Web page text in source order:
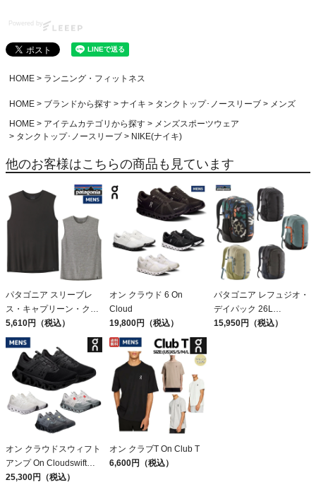
Powered by
HOME ランニング・フィットネス
HOME ブランドから探す ナイキ タンクトップ･ノースリーブ
メンズ
HOME
アイテムカテゴリから探す
メンズスポーツウェア
タンクトップ･ノースリーブ
NIKE(ナイキ)
他のお客様はこちらの商品も見ています
パタゴニア スリーブレ
ス・キャプリーン・クー
ル・デイリー・シャツ
Patagonia Sleeveless
Capilene Cool Daily
Shirt
5,610円（税込）
オン クラウド 6 On
Cloud
19,800円（税込）
パタゴニア レフュジオ・
デイパック 26L
PATAGONIA REFUGIO
15,950円（税込）
オン クラウドスウィフト
アンプ On Cloudswift
Amp
25,300円（税込）
オン クラブT On Club T
6,600円（税込）